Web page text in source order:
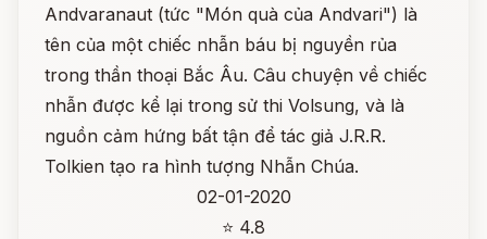
Andvaranaut (tức "Món quà của Andvari") là
tên của một chiếc nhẫn báu bị nguyền rủa
trong thần thoại Bắc Âu. Câu chuyện về chiếc
nhẫn được kể lại trong sử thi Volsung, và là
nguồn cảm hứng bất tận để tác giả J.R.R.
Tolkien tạo ra hình tượng Nhẫn Chúa.
02-01-2020
⭐ 4.8